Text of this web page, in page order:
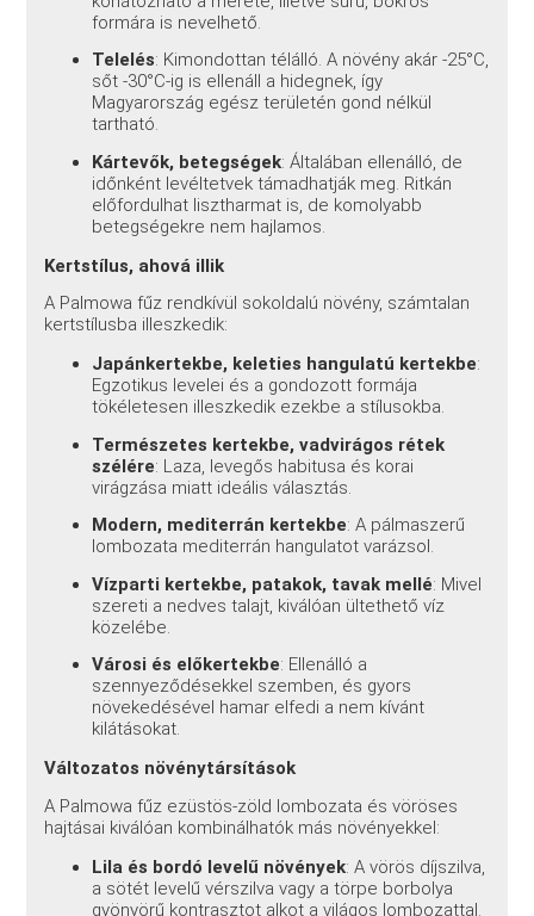
formára is nevelhető.
Telelés: Kimondottan télálló. A növény akár -25°C,
sőt -30°C-ig is ellenáll a hidegnek, így
Magyarország egész területén gond nélkül
tartható.
Kártevők, betegségek: Általában ellenálló, de
időnként levéltetvek támadhatják meg. Ritkán
előfordulhat lisztharmat is, de komolyabb
betegségekre nem hajlamos.
Kertstílus, ahová illik
A Palmowa fűz rendkívül sokoldalú növény, számtalan
kertstílusba illeszkedik:
Japánkertekbe, keleties hangulatú kertekbe:
Egzotikus levelei és a gondozott formája
tökéletesen illeszkedik ezekbe a stílusokba.
Természetes kertekbe, vadvirágos rétek
szélére: Laza, levegős habitusa és korai
virágzása miatt ideális választás.
Modern, mediterrán kertekbe: A pálmaszerű
lombozata mediterrán hangulatot varázsol.
Vízparti kertekbe, patakok, tavak mellé: Mivel
szereti a nedves talajt, kiválóan ültethető víz
közelébe.
Városi és előkertekbe: Ellenálló a
szennyeződésekkel szemben, és gyors
növekedésével hamar elfedi a nem kívánt
kilátásokat.
Változatos növénytársítások
A Palmowa fűz ezüstös-zöld lombozata és vöröses
hajtásai kiválóan kombinálhatók más növényekkel:
Lila és bordó levelű növények: A vörös díjszilva,
a sötét levelű vérszilva vagy a törpe borbolya
gyönyörű kontrasztot alkot a világos lombozattal.